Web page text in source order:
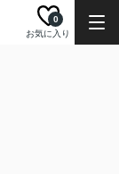
お気に入り
0